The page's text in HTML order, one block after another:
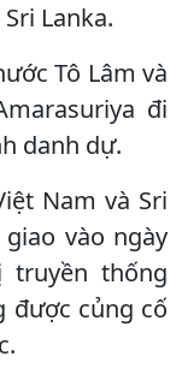
Lanka.
Tô Lâm và
đi
danh dự.
Nam và Sri
vào ngày
truyền thống
được củng cố